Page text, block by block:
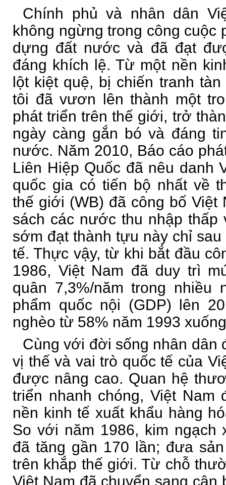
Chính phủ và nhân dân
không ngừng trong công cuộc
dựng đất nước và đã đạt
đáng khích lệ. Từ một nền
lột kiệt quệ, bị chiến tranh
tôi đã vươn lên thành một
phát triển trên thế giới, trở
ngày càng gắn bó và đáng
nước. Năm 2010, Báo cáo
Liên Hiệp Quốc đã nêu danh
quốc gia có tiến bộ nhất về
thế giới (WB) đã công bố Việt
sách các nước thu nhập thấp
sớm đạt thành tựu này chỉ
tế. Thực vậy, từ khi bắt đầu
1986, Việt Nam đã duy trì
quân 7,3%/năm trong nhiều
phẩm quốc nội (GDP) lên
nghèo từ 58% năm 1993
Cùng với đời sống nhân dân
vị thế và vai trò quốc tế của
được nâng cao. Quan hệ
triển nhanh chóng, Việt Nam
nền kinh tế xuất khẩu hàng
So với năm 1986, kim ngạch
đã tăng gần 170 lần; đưa
trên khắp thế giới. Từ chỗ
Việt Nam đã chuyển sang cân